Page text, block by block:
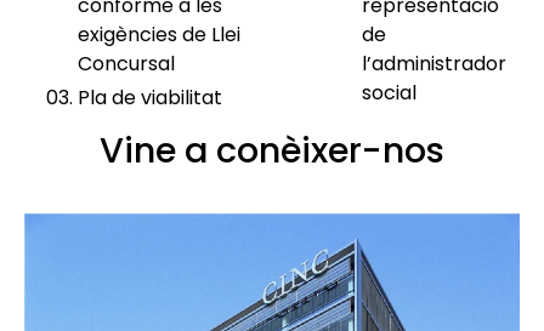
exigències de Llei
Concursal
Pla de viabilitat
de
l’administrador
social
Vine a conèixer-nos